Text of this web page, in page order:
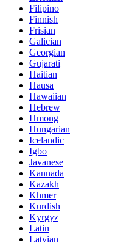
Filipino
Finnish
Frisian
Galician
Georgian
Gujarati
Haitian
Hausa
Hawaiian
Hebrew
Hmong
Hungarian
Icelandic
Igbo
Javanese
Kannada
Kazakh
Khmer
Kurdish
Kyrgyz
Latin
Latvian